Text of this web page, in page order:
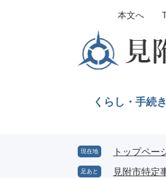
本文へ
くらし・手続き
現在地 トップペー
足あと 見附市特定